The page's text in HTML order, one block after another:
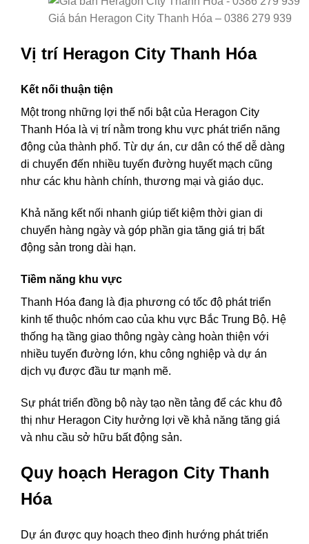
Giá bán Heragon City Thanh Hóa – 0386 279 939
Vị trí Heragon City Thanh Hóa
Kết nối thuận tiện
Một trong những lợi thế nổi bật của Heragon City
Thanh Hóa là vị trí nằm trong khu vực phát triển năng
động của thành phố. Từ dự án, cư dân có thể dễ dàng
di chuyển đến nhiều tuyến đường huyết mạch cũng
như các khu hành chính, thương mại và giáo dục.
Khả năng kết nối nhanh giúp tiết kiệm thời gian di
chuyển hàng ngày và góp phần gia tăng giá trị bất
động sản trong dài hạn.
Tiềm năng khu vực
Thanh Hóa đang là địa phương có tốc độ phát triển
kinh tế thuộc nhóm cao của khu vực Bắc Trung Bộ. Hệ
thống hạ tầng giao thông ngày càng hoàn thiện với
nhiều tuyến đường lớn, khu công nghiệp và dự án
dịch vụ được đầu tư mạnh mẽ.
Sự phát triển đồng bộ này tạo nền tảng để các khu đô
thị như Heragon City hưởng lợi về khả năng tăng giá
và nhu cầu sở hữu bất động sản.
Quy hoạch Heragon City Thanh
Hóa
Dự án được quy hoạch theo định hướng phát triển